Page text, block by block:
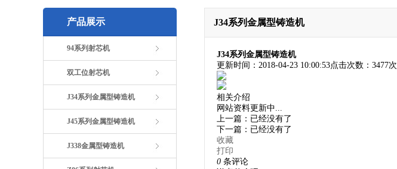
产品展示
94系列射芯机
双工位射芯机
J34系列金属型铸造机
J45系列金属型铸造机
J338金属型铸造机
J34系列金属型铸造机
J34系列金属型铸造机
更新时间： 2018-04-23 10:00:53点击次数： 3477次
相关介绍
网站资料更新中...
上一篇：已经没有了
下一篇：已经没有了
收藏
打印
0 条评论